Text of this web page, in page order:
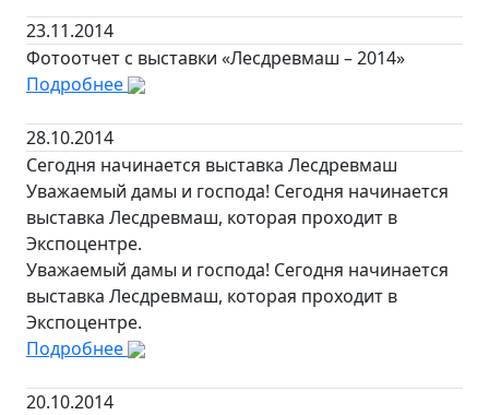
23.11.2014
Фотоотчет с выставки «Лесдревмаш – 2014»
Подробнее
28.10.2014
Сегодня начинается выставка Лесдревмаш
Уважаемый дамы и господа! Сегодня начинается
выставка Лесдревмаш, которая проходит в
Экспоцентре.
Уважаемый дамы и господа! Сегодня начинается
выставка Лесдревмаш, которая проходит в
Экспоцентре.
Подробнее
20.10.2014